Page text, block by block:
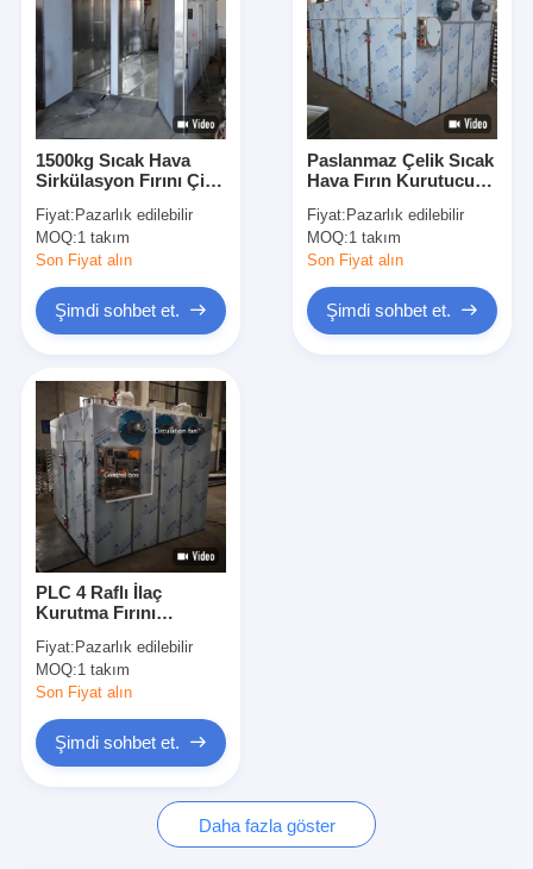
Titreşimli Akışkan Yataklı Kurutucu
Mikrodalga vakumlu kurutucu
Basınçlı Püskürtmeli Kurutucu
Sıcak Hava Fırın Kurutucu
Yatay Şerit Karıştırıcı
Üniversal Kırıcı
V Tipi Toz Karıştırıcı
IBC Kutu Karıştırıcı
Endüstriyel Kurutma Makinesi
Flaş Kurutma Makinesi
Kürek Kurutucu
Vakumlu Kurutma Makinesi
1500kg Sıcak Hava
Sirkülasyon Fırını Çin
Makinesi
3660*2300*2000mm
Fiyat:Pazarlık edilebilir
MOQ:1 takım
Son Fiyat alın
Şimdi sohbet et.
Paslanmaz Çelik Sıcak
Hava Fırın Kurutucu
Mango Kurutucu
Makinesi
Fiyat:Pazarlık edilebilir
MOQ:1 takım
Son Fiyat alın
Şimdi sohbet et.
PLC 4 Raflı İlaç
Kurutma Fırını
Makinesi, Kuru Meyve
Yapmak İçin
Fiyat:Pazarlık edilebilir
MOQ:1 takım
Son Fiyat alın
Şimdi sohbet et.
Daha fazla göster